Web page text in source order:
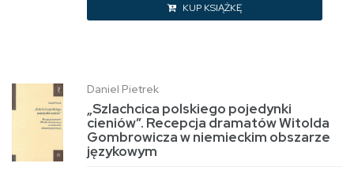
KUP KSIĄŻKĘ
Daniel Pietrek
„Szlachcica polskiego pojedynki
cieniów”. Recepcja dramatów Witolda
Gombrowicza w niemieckim obszarze
językowym